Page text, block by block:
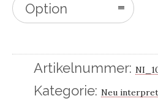
Option
Artikelnummer:
Kategorie: Neu